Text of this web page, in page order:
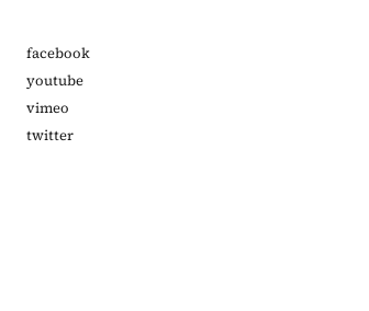
facebook
youtube
vimeo
twitter